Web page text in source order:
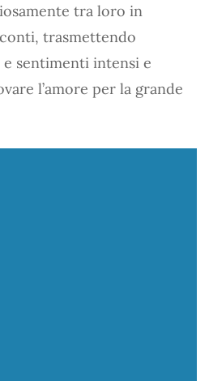
tra loro in
trasmettendo
sentimenti intensi e
l’amore per la grande